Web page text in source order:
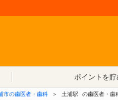
ポイントを貯
市の歯医者・歯科 ＞ 土浦駅 の歯医者・歯